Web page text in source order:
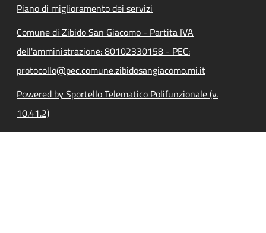
Piano di miglioramento dei servizi
Comune di Zibido San Giacomo - Partita IVA
dell'amministrazione: 80102330158 - PEC:
protocollo@pec.comune.zibidosangiacomo.mi.it
Powered by Sportello Telematico Polifunzionale (v.
10.41.2)